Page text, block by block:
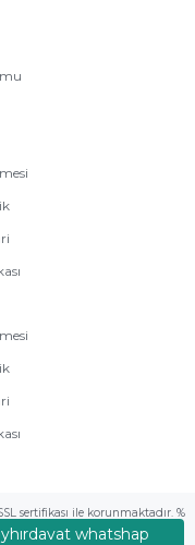
whatshap
sertifikası ile korunmaktadır. %